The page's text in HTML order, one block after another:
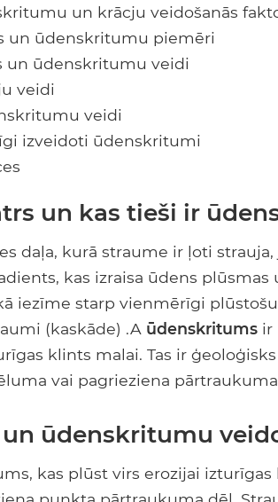
un krācju veidošanās
un ūdenskritumu piemēri
un ūdenskritumu veidi
veidi
veidi
izveidoti ūdenskritumi
un kas tieši ir
daļa, kurā straume ir ļoti
kas izraisa ūdens plūsmas
iezīme starp vienmērīgi
(kaskāde) .A ūdenskritums ir
klints malai. Tas ir
vai pagrieziena
un ūdenskritumu
kas plūst virs erozijai